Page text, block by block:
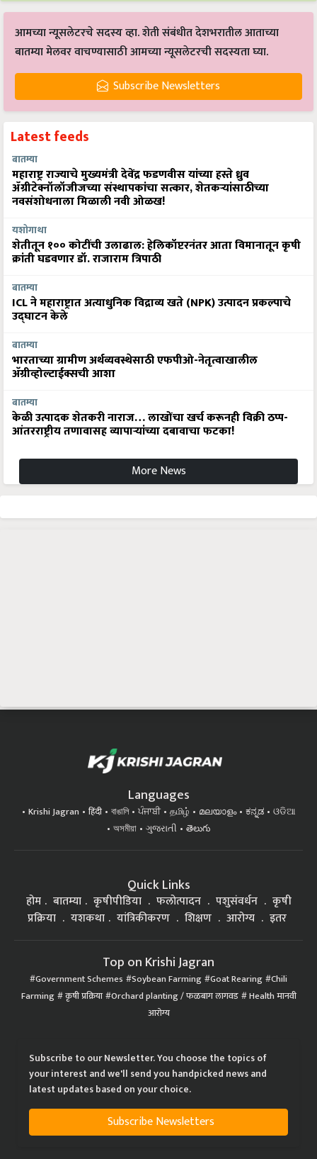
आमच्या न्यूसलेटरचे सदस्य व्हा. शेती संबंधीत देशभरातील आताच्या
बातम्या मेलवर वाचण्यासाठी आमच्या न्यूसलेटरची सदस्यता घ्या.
Subscribe Newsletters
Latest feeds
बातम्या
महाराष्ट्र राज्याचे मुख्यमंत्री देवेंद्र फडणवीस यांच्या हस्ते ध्रुव
ॲग्रीटेक्नॉलॉजीजच्या संस्थापकांचा सत्कार, शेतकऱ्यांसाठीच्या
नवसंशोधनाला मिळाली नवी ओळख!
यशोगाथा
शेतीतून १०० कोटींची उलाढाल: हेलिकॉप्टरनंतर आता विमानातून कृषी
क्रांती घडवणार डॉ. राजाराम त्रिपाठी
बातम्या
ICL ने महाराष्ट्रात अत्याधुनिक विद्राव्य खते (NPK) उत्पादन प्रकल्पाचे
उद्घाटन केले
बातम्या
भारताच्या ग्रामीण अर्थव्यवस्थेसाठी एफपीओ-नेतृत्वाखालील
अ‍ॅग्रीव्होल्टाईक्सची आशा
बातम्या
केळी उत्पादक शेतकरी नाराज… लाखोंचा खर्च करूनही विक्री ठप्प-
आंतरराष्ट्रीय तणावासह व्यापाऱ्यांच्या दबावाचा फटका!
More News
Languages
Krishi Jagran हिंदी বাঙালি ਪੰਜਾਬੀ தமிழ் മലയാളം ಕನ್ನಡ
ଓଡିଆ
অসমীয়া
ગુજરાતી తెలుగు
Quick Links
होम बातम्या कृषीपीडिया फलोत्पादन पशुसंवर्धन
कृषी
प्रक्रिया
यशकथा यांत्रिकीकरण शिक्षण आरोग्य इतर
Top on Krishi Jagran
Government Schemes Soybean Farming Goat Rearing Chili
Farming कृषी प्रक्रिया Orchard planting / फळबाग लागवड Health मानवी
आरोग्य
Subscribe to our Newsletter. You choose the topics of
your interest and we'll send you handpicked news and
latest updates based on your choice.
Subscribe Newsletters